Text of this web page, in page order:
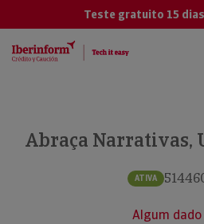
Teste gratuito 15 dias
Abraça Narrativas,
ATIVA
Algum